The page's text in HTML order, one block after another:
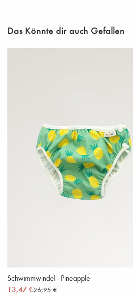
Das Könnte dir auch Gefallen
Schwimmwindel - Pineapple
13,47 €26,95 €